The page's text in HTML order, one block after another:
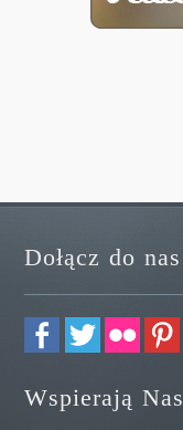
Dołącz do nas
Wspierają Nas